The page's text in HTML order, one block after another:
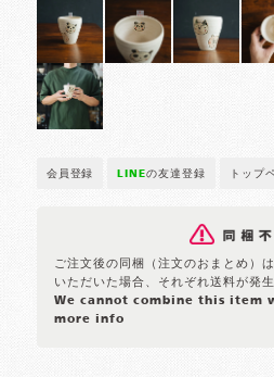
会員登録 LINEの友達登録 トップ
ご注文後の同梱（注文のおまとめ）
いただいた場合、それぞれ送料が発生
We cannot combine this item
more info